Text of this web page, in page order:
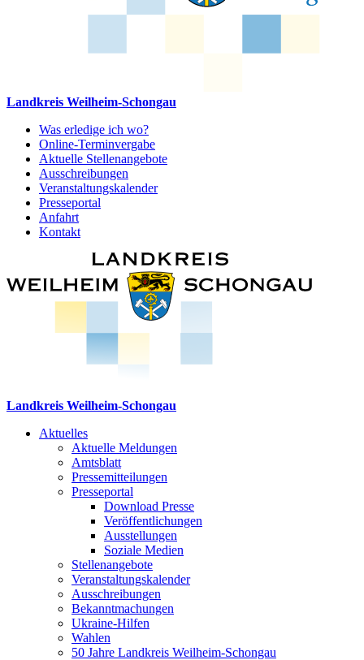
Landkreis Weilheim-Schongau
Was erledige ich wo?
Online-Terminvergabe
Aktuelle Stellenangebote
Ausschreibungen
Veranstaltungskalender
Presseportal
Anfahrt
Kontakt
Landkreis Weilheim-Schongau
Aktuelles
Aktuelle Meldungen
Amtsblatt
Pressemitteilungen
Presseportal
Download Presse
Veröffentlichungen
Ausstellungen
Soziale Medien
Stellenangebote
Veranstaltungskalender
Ausschreibungen
Bekanntmachungen
Ukraine-Hilfen
Wahlen
50 Jahre Landkreis Weilheim-Schongau